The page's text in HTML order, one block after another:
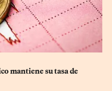
mantiene su tasa de